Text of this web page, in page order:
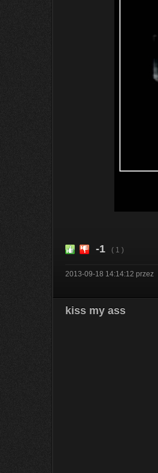
-1 ( 1 )
2013-09-18 14:14:12 przez
kiss my ass